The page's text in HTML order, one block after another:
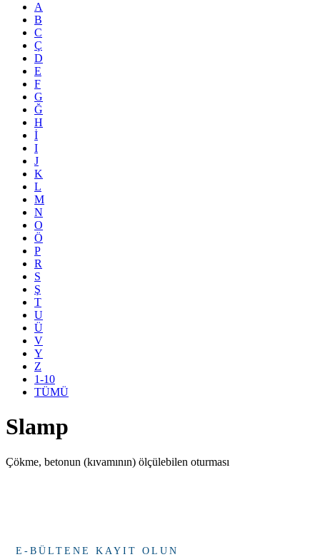
A
B
C
Ç
D
E
F
G
Ğ
H
İ
I
J
K
L
M
N
O
Ö
P
R
S
Ş
T
U
Ü
V
Y
Z
1-10
TÜMÜ
Slamp
Çökme, betonun (kıvamının) ölçülebilen oturması
E-BÜLTENE KAYIT OLUN